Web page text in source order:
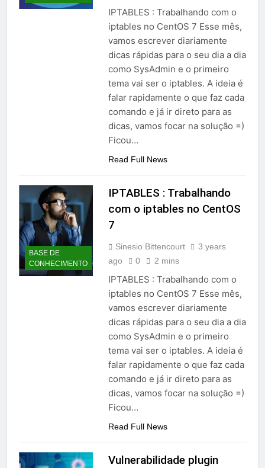
IPTABLES : Trabalhando com o
iptables no CentOS 7 Esse mês,
vamos escrever diariamente
dicas rápidas para o seu dia a dia
como SysAdmin e o primeiro
tema vai ser o iptables. A ideia é
falar rapidamente o que faz cada
comando e já ir direto para as
dicas, vamos focar na solução =)
Ficou…
Read Full News
BASE DE
CONHECIMENTO
IPTABLES : Trabalhando
com o iptables no CentOS
7
Sinesio Bittencourt
3 years
ago
0 2 mins
IPTABLES : Trabalhando com o
iptables no CentOS 7 Esse mês,
vamos escrever diariamente
dicas rápidas para o seu dia a dia
como SysAdmin e o primeiro
tema vai ser o iptables. A ideia é
falar rapidamente o que faz cada
comando e já ir direto para as
dicas, vamos focar na solução =)
Ficou…
Read Full News
Vulnerabilidade plugin